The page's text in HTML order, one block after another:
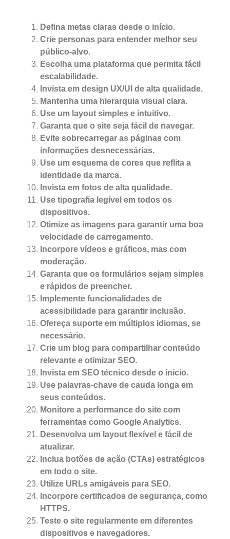
Defina metas claras desde o início.
Crie personas para entender melhor seu
público-alvo.
Escolha uma plataforma que permita fácil
escalabilidade.
Invista em design UX/UI de alta qualidade.
Mantenha uma hierarquia visual clara.
Use um layout simples e intuitivo.
Garanta que o site seja fácil de navegar.
Evite sobrecarregar as páginas com
informações desnecessárias.
Use um esquema de cores que reflita a
identidade da marca.
Invista em fotos de alta qualidade.
Use tipografia legível em todos os
dispositivos.
Otimize as imagens para garantir uma boa
velocidade de carregamento.
Incorpore vídeos e gráficos, mas com
moderação.
Garanta que os formulários sejam simples
e rápidos de preencher.
Implemente funcionalidades de
acessibilidade para garantir inclusão.
Ofereça suporte em múltiplos idiomas, se
necessário.
Crie um blog para compartilhar conteúdo
relevante e otimizar SEO.
Invista em SEO técnico desde o início.
Use palavras-chave de cauda longa em
seus conteúdos.
Monitore a performance do site com
ferramentas como Google Analytics.
Desenvolva um layout flexível e fácil de
atualizar.
Inclua botões de ação (CTAs) estratégicos
em todo o site.
Utilize URLs amigáveis para SEO.
Incorpore certificados de segurança, como
HTTPS.
Teste o site regularmente em diferentes
dispositivos e navegadores.